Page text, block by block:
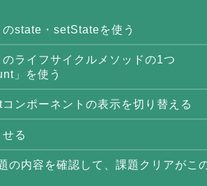
state・setStateを使う
ライフサイクルメソッドの1つ
」を使う
ンポーネントの表示を切り替える
る
の内容を確認して、課題クリアがこ